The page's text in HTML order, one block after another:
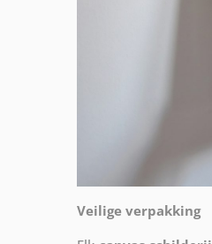
Veilige verpakking